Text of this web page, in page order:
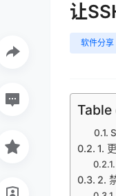
让
软件分享
1.
2.